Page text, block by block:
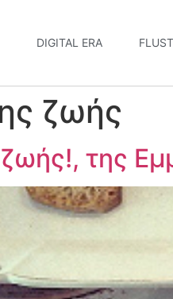
DIGITAL ERA
ζωής
της